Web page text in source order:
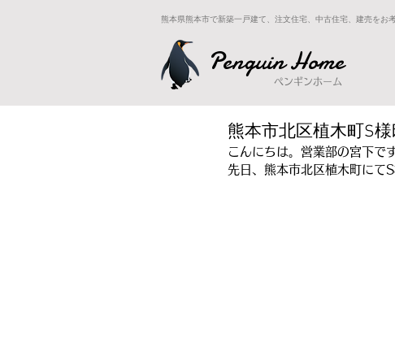
熊本県熊本市で新築一戸建て、注文住宅、中古住宅、建売をお
Penguin Home
ペンギンホーム
熊本市北区植木町S
こんにちは。営業部の宮下です
先日、熊本市北区植木町にて